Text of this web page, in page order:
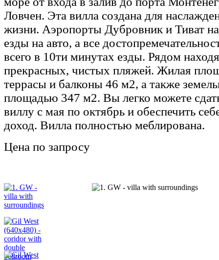
Ловчен. Эта вилла создана для
жизни. Аэропорты Дубровник и Тиват
езды на авто, а все
всего в 10ти минутах езды. Рядом
прекрасных, чистых пляжей. Жилая
террасы и балконы 46 м2, а также
площадью 347 м2. Вы легко можете
виллу с мая по октябрь и обеспечить
доход. Вилла полностью меблирована.
Цена по запросу